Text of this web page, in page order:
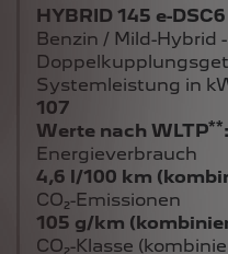
Benzin / Mild-Hybrid -
Systemleistung in
107
Werte nach WLTP
Energieverbrauch
4,6 l/100 km
CO₂-Emissionen
105 g/km
CO₂-Klasse
C